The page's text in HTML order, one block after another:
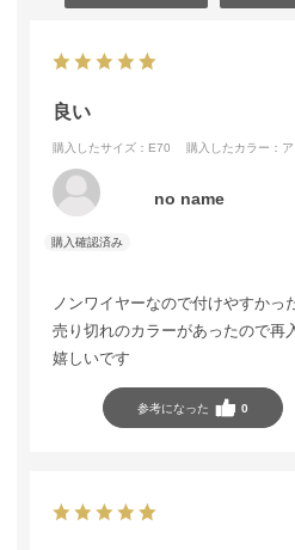
良い
購入したサイズ：E70 購入したカラー：
no name
ノンワイヤーなので付けやすかっ
売り切れのカラーがあったので再
嬉しいです
参考になった 0